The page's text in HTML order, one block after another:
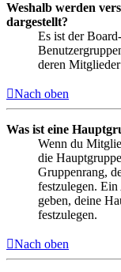
Weshalb werden
dargestellt?
Es ist der
deren
Nach oben
Was ist eine
Wenn du
die
Gruppenrang,
festzulegen.
geben, deine
festzulegen.
Nach oben